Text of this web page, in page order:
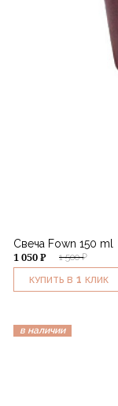
Свеча Fown 150 ml
1 500 ₽
1 050 ₽
КУПИТЬ В 1 КЛИК
в наличии